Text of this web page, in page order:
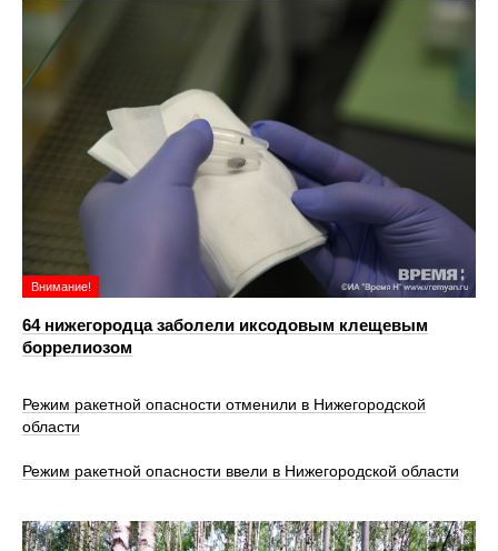
Внимание!
64 нижегородца заболели иксодовым клещевым
боррелиозом
Режим ракетной опасности отменили в Нижегородской
области
Режим ракетной опасности ввели в Нижегородской области